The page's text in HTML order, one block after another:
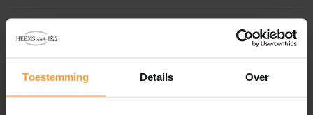
Toestemming Details Over
Reviews
Er zijn nog geen reviews geschreven over dit product..